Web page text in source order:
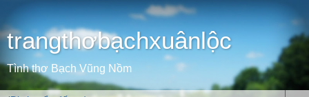
trangthơbạchxuânlộc
Tình thơ Bạch Vũng Nồm